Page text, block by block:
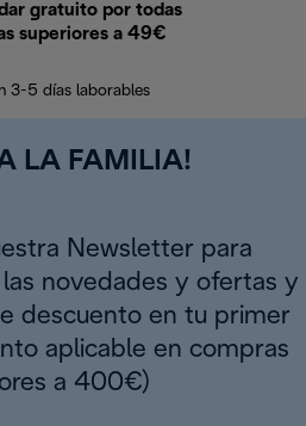
gratuito por todas
superiores a 49€
3-5 días laborables
LA FAMILIA!
Newsletter para
novedades y ofertas y
descuento en tu primer
aplicable en compras
a 400€)